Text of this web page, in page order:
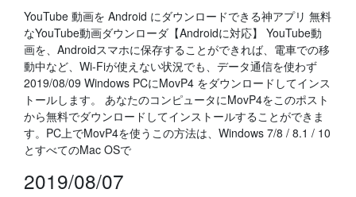
YouTube 動画を Android にダウンロードできる神アプリ 無料
なYouTube動画ダウンローダ【Androidに対応】 YouTube動
画を、Androidスマホに保存することができれば、電車での移
動中など、Wi-Fiが使えない状況でも、データ通信を使わず
2019/08/09 Windows PCにMovP4 をダウンロードしてインス
トールします。 あなたのコンピュータにMovP4をこのポスト
から無料でダウンロードしてインストールすることができま
す。PC上でMovP4を使うこの方法は、Windows 7/8 / 8.1 / 10
とすべてのMac OSで
2019/08/07